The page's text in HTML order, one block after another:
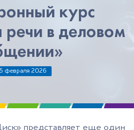
курс
речи в деловом
5 февраля 2026
представляет еще один